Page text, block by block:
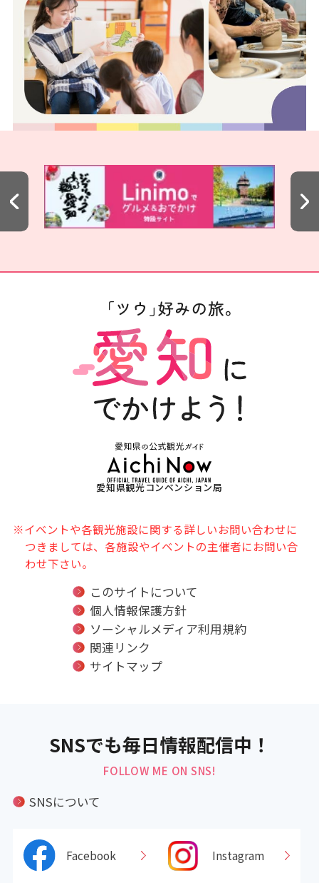
愛知県観光コンベンション局
※イベントや各観光施設に関する詳しいお問い合わせに
つきましては、各施設やイベントの主催者にお問い合
わせ下さい。
このサイトについて
個人情報保護方針
ソーシャルメディア利用規約
関連リンク
サイトマップ
SNSでも毎日情報配信中！
FOLLOW ME ON SNS!
SNSについて
Facebook Instagram